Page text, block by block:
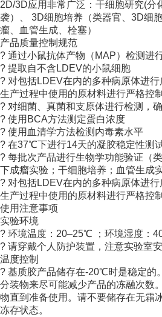
2D/3D应用非常广泛：干细胞研究(分
袭）、 3D细胞培养（类器官、3D细
瘤、血管生成、栓塞）
产品质量控制规范
? 通过小鼠抗体产物（MAP）检测进
? 提取自不含LDEV的小鼠细胞
? 对包括LDEV在内的多种病原体进
生产过程中使用的原材料进行严格控制
? 对细菌、真菌和支原体进行检测，
? 使用BCA方法测定蛋白浓度
? 使用血清学方法检测内毒素水平
? 在37℃下进行14天的凝胶稳定性测
? 每批次产品进行生物学功能验证（
下成瘤实验；干细胞培养；血管生成
? 对包括LDEV在内的多种病原体进
生产过程中使用的原材料进行严格控制
使用注意事项
实验环境
? 环境温度：20–25℃ ；环境湿度：
? 请穿戴个人防护装置，注意实验室安
温度控制
? 基质胶产品储存在-20℃时是稳定的
分装物来尽可能减少产品的冻融次数
物直到准备使用。请不要储存在无霜
冻存状态。